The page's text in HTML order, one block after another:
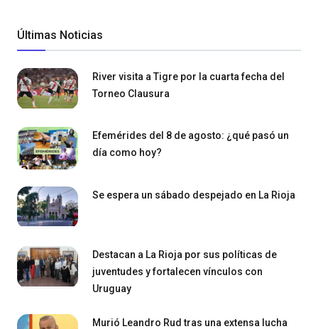
Últimas Noticias
River visita a Tigre por la cuarta fecha del
Torneo Clausura
Efemérides del 8 de agosto: ¿qué pasó un
día como hoy?
Se espera un sábado despejado en La Rioja
Destacan a La Rioja por sus políticas de
juventudes y fortalecen vínculos con
Uruguay
Murió Leandro Rud tras una extensa lucha